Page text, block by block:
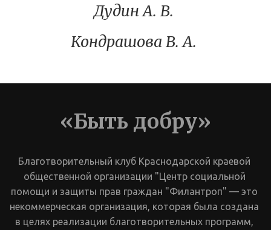
Дудин А. В.
Кондрашова В. А.
«Быть добру»
Благотворительный клуб Краснодарской краевой
общественной организации "Центр социальной
помощи и защиты прав граждан "Филантроп" — это
некоммерческая организация, которая была создана
в целях реализации благотворительных программ,